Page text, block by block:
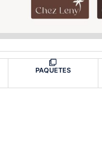
APLICACIONES CORRECTAS
PAQUETES